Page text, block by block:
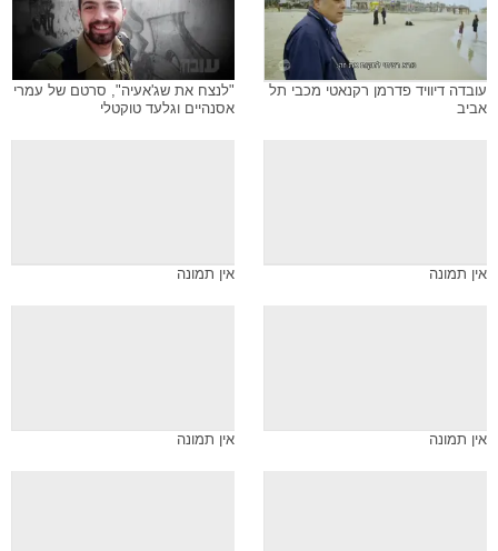
עובדה דיוויד פדרמן רקנאטי מכבי תל
אביב
"לנצח את שג'אעיה", סרטם של עמרי
אסנהיים וגלעד טוקטלי
אין תמונה אין תמונה
אין תמונה אין תמונה